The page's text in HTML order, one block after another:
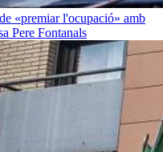
«premiar l'ocupació» amb
Pere Fontanals